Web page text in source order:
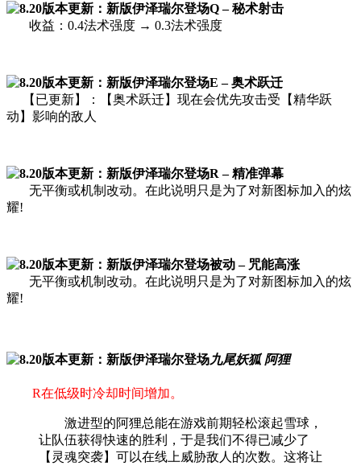
Q – 秘术射击
收益：0.4法术强度 → 0.3法术强度
E – 奥术跃迁
【已更新】：【奥术跃迁】现在会优先攻击受【精华跃
动】影响的敌人
R – 精准弹幕
无平衡或机制改动。在此说明只是为了对新图标加入的炫
耀!
被动 – 咒能高涨
无平衡或机制改动。在此说明只是为了对新图标加入的炫
耀!
九尾妖狐 阿狸
R在低级时冷却时间增加。
激进型的阿狸总能在游戏前期轻松滚起雪球，
让队伍获得快速的胜利，于是我们不得已减少了
【灵魂突袭】可以在线上威胁敌人的次数。这将让